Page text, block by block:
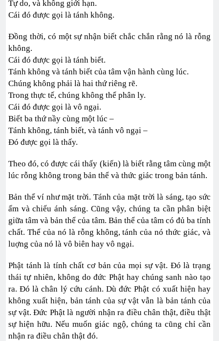
Tự do, và không giới hạn.
Cái đó được gọi là tánh không.
Đồng thời, có một sự nhận biết chắc chắn rằng nó là rỗng
không.
Cái đó được gọi là tánh biết.
Tánh không và tánh biết của tâm vận hành cùng lúc.
Chúng không phải là hai thứ riêng rẽ.
Trong thực tế, chúng không thể phân ly.
Cái đó được gọi là vô ngại.
Biết ba thứ nầy cùng một lúc –
Tánh không, tánh biết, và tánh vô ngại –
Đó được gọi là thấy.
Theo đó, có được cái thấy (kiến) là biết rằng tâm cùng một
lúc rỗng không trong bản thể và thức giác trong bản tánh.
Bản thể ví như mặt trời. Tánh của mặt trời là sáng, tạo sức
ấm và chiếu ánh sáng. Cũng vậy, chúng ta cần phân biệt
giữa tâm và bản thể của tâm. Bản thể của tâm có đủ ba tính
chất. Thể của nó là rỗng không, tánh của nó thức giác, và
luợng của nó là vô biên hay vô ngại.
Phật tánh là tính chất cơ bản của mọi sự vật. Đó là trạng
thái tự nhiên, không do đức Phật hay chúng sanh nào tạo
ra. Đó là chân lý cứu cánh. Dù đức Phật có xuất hiện hay
không xuất hiện, bản tánh của sự vật vẫn là bản tánh của
sự vật. Đức Phật là người nhận ra điều chân thật, điều thật
sự hiện hữu. Nếu muốn giác ngộ, chúng ta cũng chỉ cần
nhận ra điều chân thật đó.